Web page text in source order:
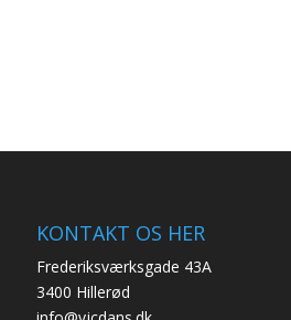
KONTAKT OS HER
Frederiksværksgade 43A
3400 Hillerød